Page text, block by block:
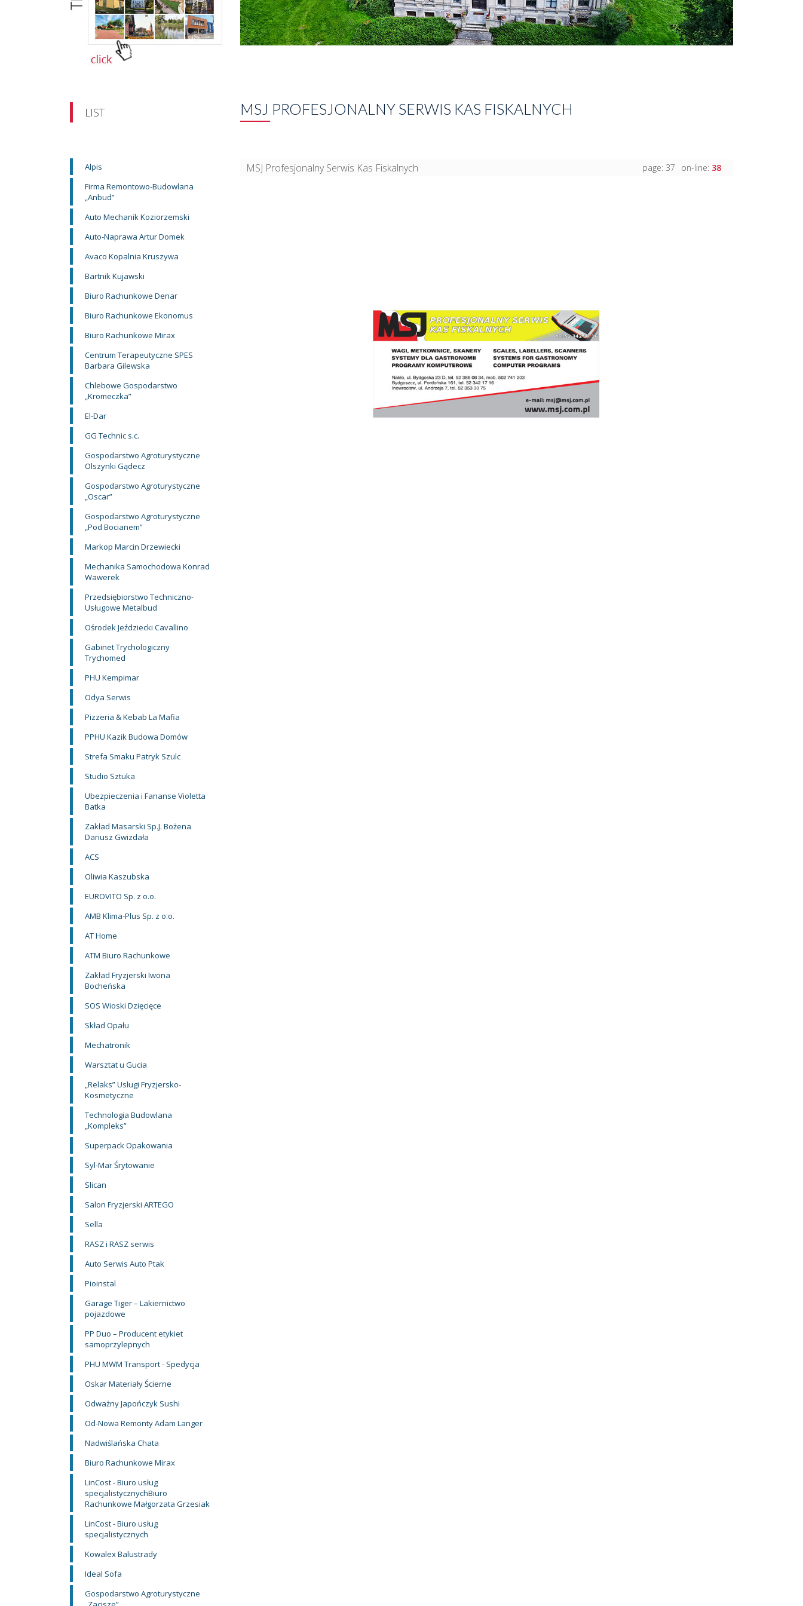
LIST
Alpis
Firma Remontowo-Budowlana
„Anbud”
Auto Mechanik Koziorzemski
Auto-Naprawa Artur Domek
Avaco Kopalnia Kruszywa
Bartnik Kujawski
Biuro Rachunkowe Denar
Biuro Rachunkowe Ekonomus
Biuro Rachunkowe Mirax
Centrum Terapeutyczne SPES
Barbara Gilewska
Chlebowe Gospodarstwo
„Kromeczka”
El-Dar
GG Technic s.c.
Gospodarstwo Agroturystyczne
Olszynki Gądecz
Gospodarstwo Agroturystyczne
„Oscar”
Gospodarstwo Agroturystyczne
„Pod Bocianem”
Markop Marcin Drzewiecki
Mechanika Samochodowa Konrad
Wawerek
Przedsiębiorstwo Techniczno-
Usługowe Metalbud
Ośrodek Jeździecki Cavallino
Gabinet Trychologiczny
Trychomed
PHU Kempimar
Odya Serwis
Pizzeria & Kebab La Mafia
PPHU Kazik Budowa Domów
Strefa Smaku Patryk Szulc
Studio Sztuka
Ubezpieczenia i Fananse Violetta
Batka
Zakład Masarski Sp.J. Bożena
Dariusz Gwizdała
ACS
Oliwia Kaszubska
EUROVITO Sp. z o.o.
AMB Klima-Plus Sp. z o.o.
AT Home
ATM Biuro Rachunkowe
Zakład Fryzjerski Iwona
Bocheńska
SOS Wioski Dzięcięce
Skład Opału
Mechatronik
Warsztat u Gucia
„Relaks” Usługi Fryzjersko-
Kosmetyczne
Technologia Budowlana
„Kompleks”
Superpack Opakowania
Syl-Mar Śrytowanie
Slican
Salon Fryzjerski ARTEGO
Sella
RASZ i RASZ serwis
Auto Serwis Auto Ptak
Pioinstal
Garage Tiger – Lakiernictwo
pojazdowe
PP Duo – Producent etykiet
samoprzylepnych
PHU MWM Transport - Spedycja
Oskar Materiały Ścierne
Odważny Japończyk Sushi
Od-Nowa Remonty Adam Langer
Nadwiślańska Chata
Biuro Rachunkowe Mirax
LinCost - Biuro usług
specjalistycznychBiuro
Rachunkowe Małgorzata Grzesiak
LinCost - Biuro usług
specjalistycznych
Kowalex Balustrady
Ideal Sofa
Gospodarstwo Agroturystyczne
MSJ PROFESJONALNY SERWIS KAS FISKALNYCH
MSJ Profesjonalny Serwis Kas Fiskalnych page: 37 on-line: 38